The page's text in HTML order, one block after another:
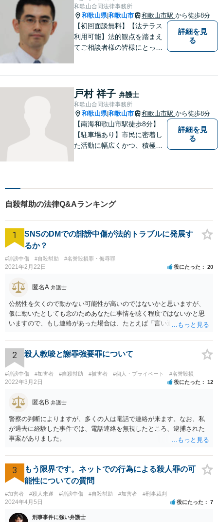
和歌山合同法律事務所
和歌山県|和歌山市 和歌山市駅 から徒歩8分
【初回面談無料】【法テラス
利用可能】法的観点を踏まえ
てご相談者様の皆様にとって
【当日／夜間／応相談】お悩
み事がございましたら、お気
軽にご相談下さい。
詳細を見
る
戸村 祥子 弁護士
和歌山合同法律事務所
和歌山県|和歌山市 和歌山市駅 から徒歩8分
【南海和歌山市駅徒歩8分】
【駐車場あり】市民に密着し
た活動に幅広くかつ、積極的
く対応可能。【地域に根ざし
た弁護士】法律トラブルでお
悩みの方は、お気軽にご相談
ください。
詳細を見
る
自殺幇助の法律Q&Aランキング
1
SNSのDMでの誹謗中傷が法的トラブルに発展す
るか？
#誹謗中傷 #自殺幇助 #名誉毀損罪・侮辱罪
2021年2月22日 役にたった 20
匿名A 弁護士
公然性を欠くので動かない可能性が高いのではないかと思いますが、
仮に動いたとしても念のためあなたに事情を聴く程度ではないかと思
いますので、もし連絡があった場合は、たとえば「言い過ぎた部分が
ジでのやりとりなので、公然性がないことが明らかなので、名誉毀損
や侮辱には当たらないと考えているが、相手は何らかの理由で公然性
があると言っているのか」と反省の意を示しつつ、なぜ警察が連絡し
てきたのか尋ねることが考えられます。
2 殺人教唆と謝罪強要罪について
#誹謗中傷 #加害者 #自殺幇助 #被害者 #個人・プライベート #名誉毀損
2022年3月2日 役にたった 12
匿名B 弁護士
警察の判断によりますが、多くの人は電話で連絡が来ます。なお、私
が過去に経験した事件では、電話連絡を無視したところ、逮捕された
事案がありました。
3
もう限界です。ネットでの行為による殺人罪の可
能性についての質問
#加害者 #殺人未遂 #誹謗中傷 #自殺幇助 #加害者 #刑事裁判
2024年4月5日 役にたった 7
刑事事件に強い弁護士